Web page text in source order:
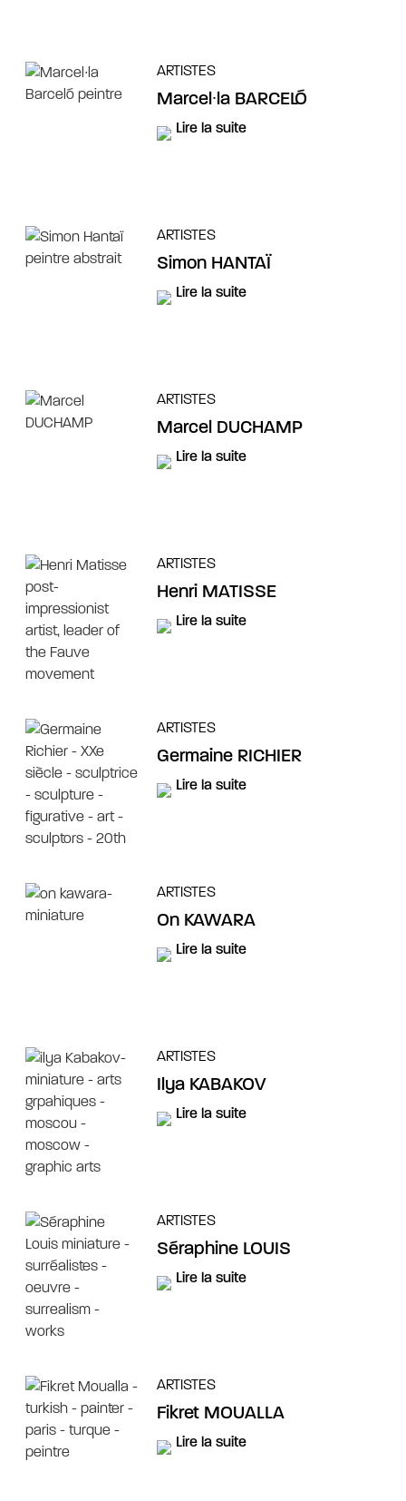
ARTISTES
Marcel∙la BARCELÓ
Lire la suite
ARTISTES
Simon HANTAÏ
Lire la suite
ARTISTES
Marcel DUCHAMP
Lire la suite
ARTISTES
Henri MATISSE
Lire la suite
ARTISTES
Germaine RICHIER
Lire la suite
ARTISTES
On KAWARA
Lire la suite
ARTISTES
Ilya KABAKOV
Lire la suite
ARTISTES
Séraphine LOUIS
Lire la suite
ARTISTES
Fikret MOUALLA
Lire la suite